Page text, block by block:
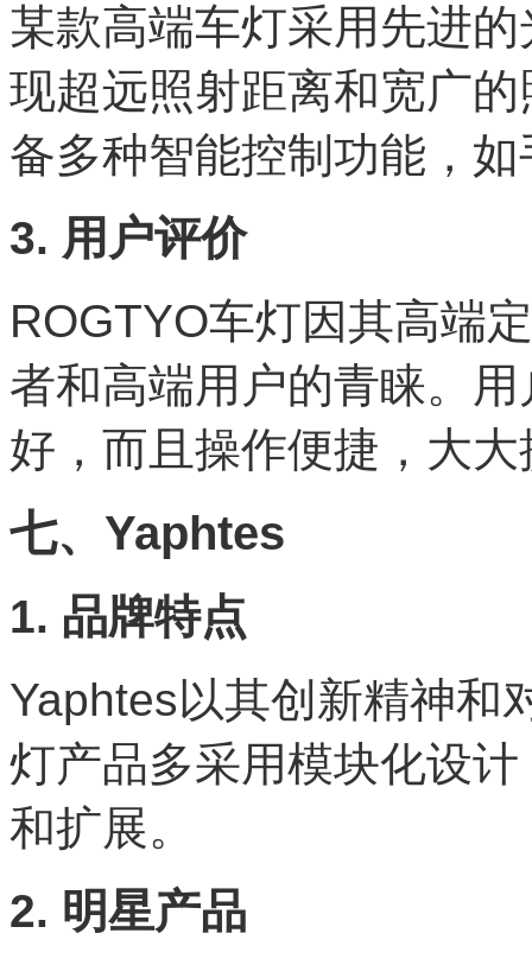
某款高端车灯采用先进
现超远照射距离和宽广
备多种智能控制功能，
3. 用户评价
ROGTYO车灯因其高端
者和高端用户的青睐。
好，而且操作便捷，大
七、Yaphtes
1. 品牌特点
Yaphtes以其创新精神和
灯产品多采用模块化设
和扩展。
2. 明星产品